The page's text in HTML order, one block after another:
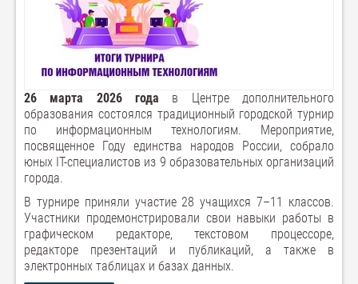
26 марта 2026 года в Центре дополнительного
образования состоялся традиционный городской турнир
по информационным технологиям. Мероприятие,
посвященное Году единства народов России, собрало
юных IT-специалистов из 9 образовательных организаций
города.
В турнире приняли участие 28 учащихся 7–11 классов.
Участники продемонстрировали свои навыки работы в
графическом редакторе, текстовом процессоре,
редакторе презентаций и публикаций, а также в
электронных таблицах и базах данных.